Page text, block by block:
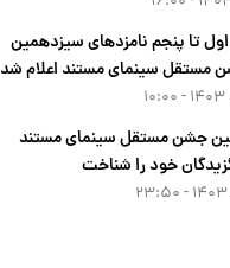
تا پنجم نامزدهای سیزدهمین
مستقل سینمای مستند اعلام شد
جشن مستقل سینمای مستند
خود را شناخت